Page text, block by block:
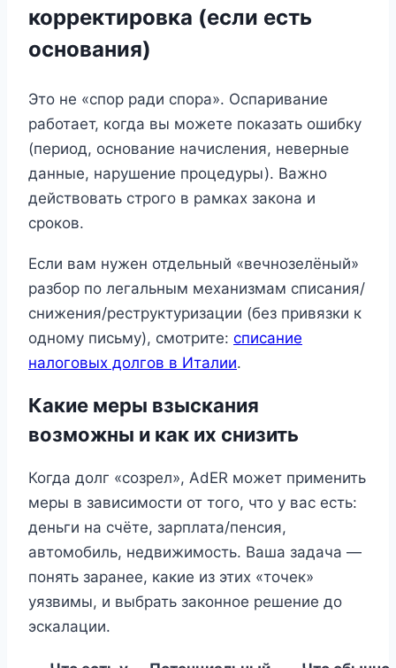
корректировка (если есть
основания)
Это не «спор ради спора». Оспаривание
работает, когда вы можете показать ошибку
(период, основание начисления, неверные
данные, нарушение процедуры). Важно
действовать строго в рамках закона и
сроков.
Если вам нужен отдельный «вечнозелёный»
разбор по легальным механизмам списания/
снижения/реструктуризации (без привязки к
одному письму), смотрите: списание
налоговых долгов в Италии.
Какие меры взыскания
возможны и как их снизить
Когда долг «созрел», AdER может применить
меры в зависимости от того, что у вас есть:
деньги на счёте, зарплата/пенсия,
автомобиль, недвижимость. Ваша задача —
понять заранее, какие из этих «точек»
уязвимы, и выбрать законное решение до
эскалации.